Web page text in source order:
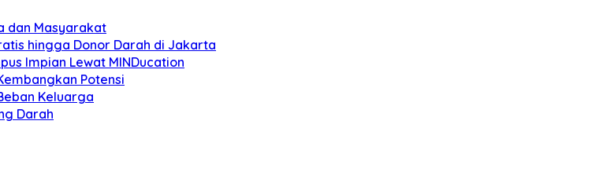
dan Masyarakat
hingga Donor Darah di Jakarta
Impian Lewat MINDucation
Potensi
Keluarga
Darah